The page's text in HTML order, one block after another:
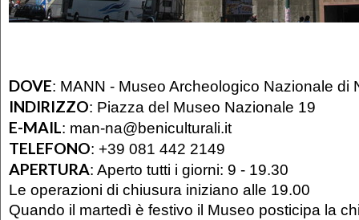
DOVE: MANN - Museo Archeologico Nazionale di
INDIRIZZO: Piazza del Museo Nazionale 19
E-MAIL: man-na@beniculturali.it
TELEFONO: +39 081 442 2149
APERTURA: Aperto tutti i giorni: 9 - 19.30
Le operazioni di chiusura iniziano alle 19.00
Quando il martedì è festivo il Museo posticipa la